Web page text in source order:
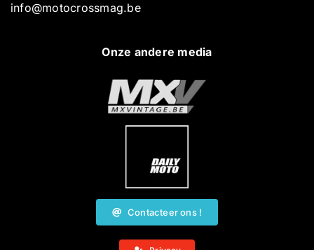
info@motocrossmag.be
Onze andere media
Contacteer ons !